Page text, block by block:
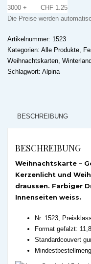
3000 +
CHF 1.25
Die Preise werden
Artikelnummer: 1523
Kategorien: Alle Produkte
Weihnachtskarten
Schlagwort: Alpina
BESCHREIBUNG
BESCHREIBUNG
Weihnachtskarte –
Kerzenlicht und
draussen. Farbiger
Innenseiten weiss.
Nr. 1523,
Format gefalzt:
Standardcouvert